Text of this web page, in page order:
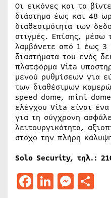
Οι εικόνες και τα
διάστημα έως και 48
διαθεσιμότητα των
στιγμές. Επίσης, μέσω
λαμβάνετε από 1 έως 3
διαστήματα του ενός
πλατφόρμα Vita
μενού ρυθμίσεων για
των διαθέσιμων
speed dome, mini
ελέγχου Vita είναι
για τη σύγχρονη
λειτουργικότητα,
στόχο την πλήρη
Solo Security, τηλ.:
Facebook